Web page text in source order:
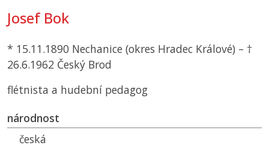
Josef Bok
* 15.11.1890 Nechanice (okres Hradec Králové) – †
26.6.1962 Český Brod
flétnista a hudební pedagog
národnost
česká